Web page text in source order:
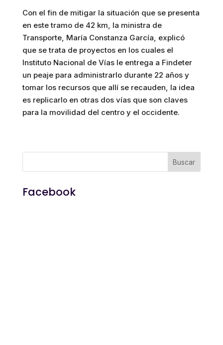
Con el fin de mitigar la situación que se presenta
en este tramo de 42 km, la ministra de
Transporte, María Constanza García, explicó
que se trata de proyectos en los cuales el
Instituto Nacional de Vías le entrega a Findeter
un peaje para administrarlo durante 22 años y
tomar los recursos que allí se recauden, la idea
es replicarlo en otras dos vías que son claves
para la movilidad del centro y el occidente.
Facebook